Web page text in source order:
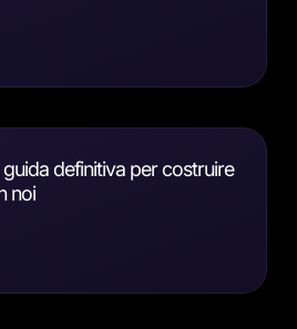
guida definitiva per costruire
noi